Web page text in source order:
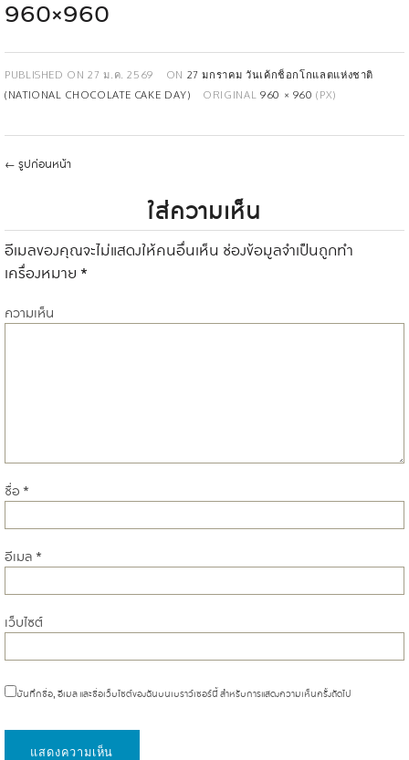
960×960
PUBLISHED ON 27 ม.ค. 2569 ON 27 มกราคม วันเค้กช็อกโกแลตแห่งชาติ
(NATIONAL CHOCOLATE CAKE DAY)
ORIGINAL 960 × 960 (PX)
← รูปก่อนหน้า
ใส่ความเห็น
อีเมลของคุณจะไม่แสดงให้คนอื่นเห็น ช่องข้อมูลจำเป็นถูกทำ
เครื่องหมาย *
ความเห็น
ชื่อ *
อีเมล *
เว็บไซต์
บันทึกชื่อ, อีเมล และชื่อเว็บไซต์ของฉันบนเบราว์เซอร์นี้ สำหรับการแสดงความเห็นครั้งถัดไป